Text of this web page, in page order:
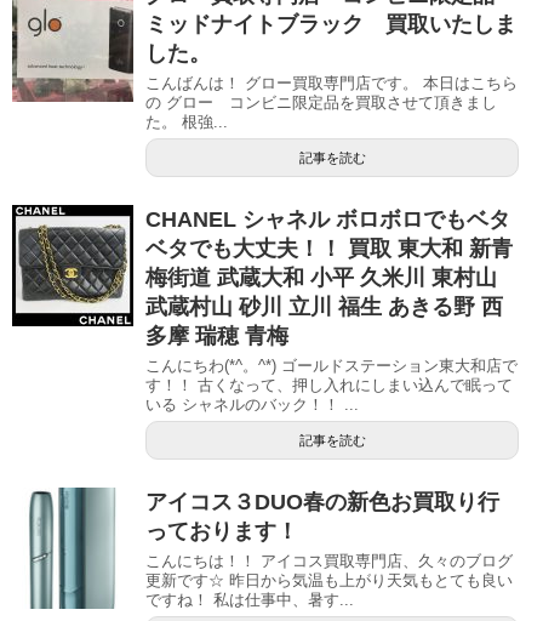
ミッドナイトブラック 買取いたしま
した。
こんばんは！ グロー買取専門店です。 本日はこちら
の グロー コンビニ限定品を買取させて頂きまし
た。 根強...
記事を読む
CHANEL シャネル ボロボロでもベタ
ベタでも大丈夫！！ 買取 東大和 新青
梅街道 武蔵大和 小平 久米川 東村山
武蔵村山 砂川 立川 福生 あきる野 西
多摩 瑞穂 青梅
こんにちわ(*^。^*) ゴールドステーション東大和店で
す！！ 古くなって、押し入れにしまい込んで眠って
いる シャネルのバック！！ ...
記事を読む
アイコス３DUO春の新色お買取り行
っております！
こんにちは！！ アイコス買取専門店、久々のブログ
更新です☆ 昨日から気温も上がり天気もとても良い
ですね！ 私は仕事中、暑す...